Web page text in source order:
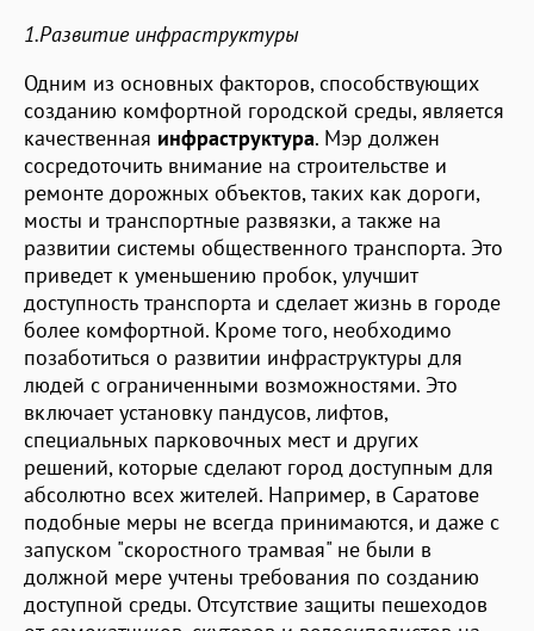
1.Развитие инфраструктуры
Одним из основных факторов, способствующих
созданию комфортной городской среды, является
качественная инфраструктура. Мэр должен
сосредоточить внимание на строительстве и
ремонте дорожных объектов, таких как дороги,
мосты и транспортные развязки, а также на
развитии системы общественного транспорта. Это
приведет к уменьшению пробок, улучшит
доступность транспорта и сделает жизнь в городе
более комфортной. Кроме того, необходимо
позаботиться о развитии инфраструктуры для
людей с ограниченными возможностями. Это
включает установку пандусов, лифтов,
специальных парковочных мест и других
решений, которые сделают город доступным для
абсолютно всех жителей. Например, в Саратове
подобные меры не всегда принимаются, и даже с
запуском "скоростного трамвая" не были в
должной мере учтены требования по созданию
доступной среды. Отсутствие защиты пешеходов